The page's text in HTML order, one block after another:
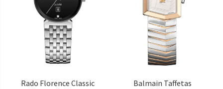
Rado Florence Classic
Balmain Taffetas